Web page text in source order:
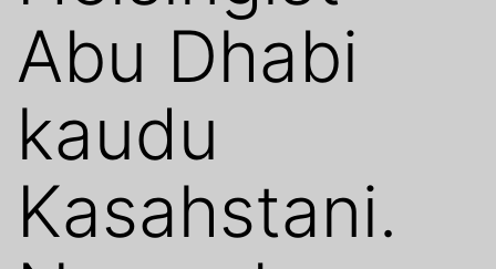
Abu Dhabi
kaudu
Kasahstani.